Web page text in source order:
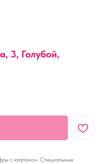
3, Голубой,
с клапаном. Специальные